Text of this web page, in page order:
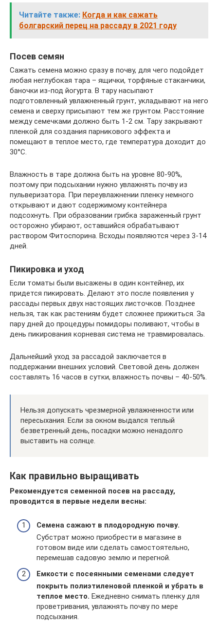
Читайте также: Когда и как сажать
болгарский перец на рассаду в 2021 году
Посев семян
Сажать семена можно сразу в почву, для чего подойдет
любая неглубокая тара – ящички, торфяные стаканчики,
баночки из-под йогурта. В тару насыпают
подготовленный увлажненный грунт, укладывают на него
семена и сверху присыпают тем же грунтом. Расстояние
между семечками должно быть 1-2 см. Тару закрывают
пленкой для создания парникового эффекта и
помещают в теплое место, где температура доходит до
30°С.
Влажность в таре должна быть на уровне 80-90%,
поэтому при подсыхании нужно увлажнять почву из
пульверизатора. При переувлажнении пленку немного
открывают и дают содержимому контейнера
подсохнуть. При образовании грибка зараженный грунт
осторожно убирают, оставшийся обрабатывают
раствором Фитоспорина. Всходы появляются через 3-14
дней.
Пикировка и уход
Если томаты были высажены в один контейнер, их
придется пикировать. Делают это после появления у
рассады первых двух настоящих листочков. Позднее
нельзя, так как растениям будет сложнее прижиться. За
пару дней до процедуры помидоры поливают, чтобы в
день пикирования корневая система не травмировалась.
Дальнейший уход за рассадой заключается в
поддержании внешних условий. Световой день должен
составлять 16 часов в сутки, влажность почвы – 40-50%.
Нельзя допускать чрезмерной увлажненности или
пересыхания. Если за окном выдался теплый
безветренный день, посадки можно ненадолго
выставить на солнце.
Как правильно выращивать
Рекомендуется семенной посев на рассаду,
проводится в первые недели весны:
Семена сажают в плодородную почву.
Субстрат можно приобрести в магазине в
готовом виде или сделать самостоятельно,
перемешав садовую землю и перегной.
Емкости с посеянными семенами следует
покрыть полиэтиленовой пленкой и убрать в
теплое место. Ежедневно снимать пленку для
проветривания, увлажнять почву по мере
подсыхания.